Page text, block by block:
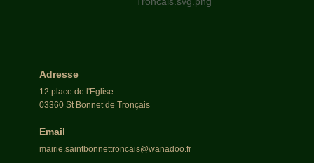
Adresse
12 place de l'Eglise
03360 St Bonnet de Tronçais
Email
mairie.saintbonnettroncais@wanadoo.fr